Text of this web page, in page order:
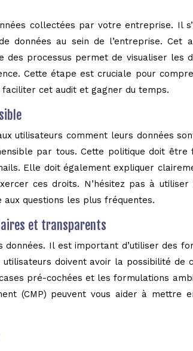
collectées par votre entreprise. Il
au sein de l’entreprise. Cet
des processus permet de visualiser
Cette étape est cruciale pour
faciliter cet audit et gagner du temps.
utilisateurs comment leurs données
par tous. Cette politique doit
Elle doit également expliquer
ces droits. N’hésitez pas à
questions les plus fréquentes.
et transparents
Il est important d’utiliser des
doivent avoir la possibilité
pré-cochées et les formulations
(CMP) peuvent vous aider à